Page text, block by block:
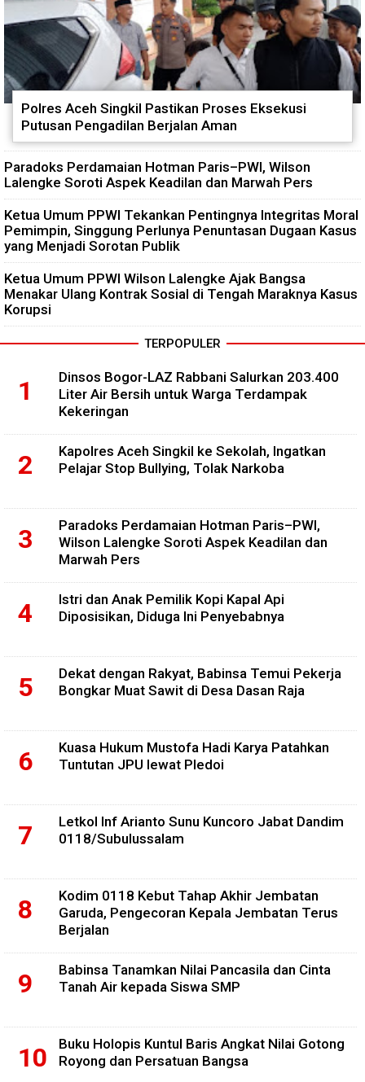
Polres Aceh Singkil Pastikan Proses Eksekusi
Putusan Pengadilan Berjalan Aman
Paradoks Perdamaian Hotman Paris–PWI, Wilson
Lalengke Soroti Aspek Keadilan dan Marwah Pers
Ketua Umum PPWI Tekankan Pentingnya Integritas Moral
Pemimpin, Singgung Perlunya Penuntasan Dugaan Kasus
yang Menjadi Sorotan Publik
Ketua Umum PPWI Wilson Lalengke Ajak Bangsa
Menakar Ulang Kontrak Sosial di Tengah Maraknya Kasus
Korupsi
TERPOPULER
Dinsos Bogor-LAZ Rabbani Salurkan 203.400
Liter Air Bersih untuk Warga Terdampak
Kekeringan
Kapolres Aceh Singkil ke Sekolah, Ingatkan
Pelajar Stop Bullying, Tolak Narkoba
Paradoks Perdamaian Hotman Paris–PWI,
Wilson Lalengke Soroti Aspek Keadilan dan
Marwah Pers
Istri dan Anak Pemilik Kopi Kapal Api
Diposisikan, Diduga Ini Penyebabnya
Dekat dengan Rakyat, Babinsa Temui Pekerja
Bongkar Muat Sawit di Desa Dasan Raja
Kuasa Hukum Mustofa Hadi Karya Patahkan
Tuntutan JPU lewat Pledoi
Letkol Inf Arianto Sunu Kuncoro Jabat Dandim
0118/Subulussalam
Kodim 0118 Kebut Tahap Akhir Jembatan
Garuda, Pengecoran Kepala Jembatan Terus
Berjalan
Babinsa Tanamkan Nilai Pancasila dan Cinta
Tanah Air kepada Siswa SMP
Buku Holopis Kuntul Baris Angkat Nilai Gotong
Royong dan Persatuan Bangsa